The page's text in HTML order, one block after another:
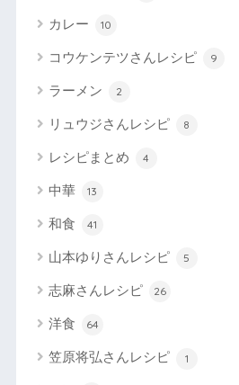
カレー 10
コウケンテツさんレシピ 9
ラーメン 2
リュウジさんレシピ 8
レシピまとめ 4
中華 13
和食 41
山本ゆりさんレシピ 5
志麻さんレシピ 26
洋食 64
笠原将弘さんレシピ 1